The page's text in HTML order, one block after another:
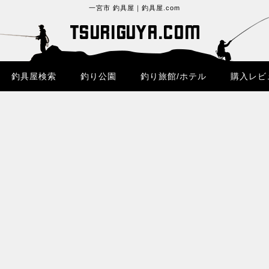
一宮市 釣具屋｜釣具屋.com
釣具屋検索 釣り公園 釣り旅館/ホテル 購入レビ